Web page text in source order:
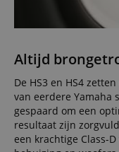
Altijd
De HS3 en HS4
van eerdere Yamaha
gespaard om een
resultaat zijn
een krachtige Class-